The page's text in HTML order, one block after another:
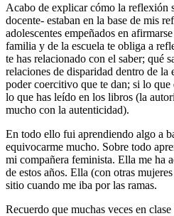
Acabo de explicar cómo la reflexión
docente- estaban en la base de mis
adolescentes empeñados en
familia y de la escuela te obliga a
te has relacionado con el saber; qué
relaciones de disparidad dentro de la
poder coercitivo que te dan; si lo que
lo que has leído en los libros (la
mucho con la autenticidad).
En todo ello fui aprendiendo algo a
equivocarme mucho. Sobre todo
mi compañera feminista. Ella me ha
de estos años. Ella (con otras
sitio cuando me iba por las ramas.
Recuerdo que muchas veces en